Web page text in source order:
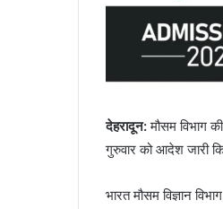
देहरादून:मौसम विभाग
गुरुवार को आदेश जारी
भारत मौसम विज्ञान